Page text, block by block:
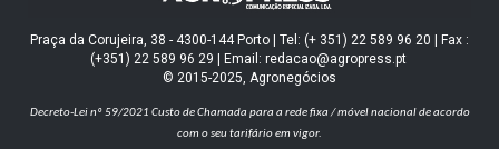
Praça da Corujeira, 38 - 4300-144 Porto | Tel: (+ 351) 22 589 96 20 | Fax :
(+351) 22 589 96 29 | Email: redacao@agropress.pt
© 2015-2025, Agronegócios
Decreto-Lei nº 59/2021 Custo de Chamada para a rede fixa / móvel nacional de acordo
com o seu tarifário em vigor.